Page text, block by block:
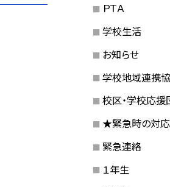
ＰＴＡ
学校生活
お知らせ
学校地域連携
校区・学校応援
★緊急時の対応
緊急連絡
１年生